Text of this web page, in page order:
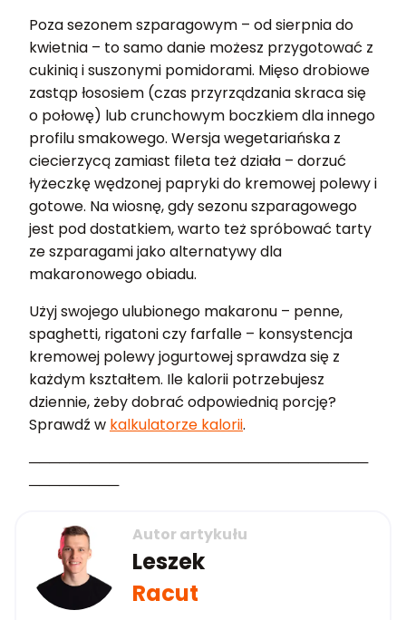
Poza sezonem szparagowym – od sierpnia do
kwietnia – to samo danie możesz przygotować z
cukinią i suszonymi pomidorami. Mięso drobiowe
zastąp łososiem (czas przyrządzania skraca się
o połowę) lub crunchowym boczkiem dla innego
profilu smakowego. Wersja wegetariańska z
ciecierzycą zamiast fileta też działa – dorzuć
łyżeczkę wędzonej papryki do kremowej polewy i
gotowe. Na wiosnę, gdy sezonu szparagowego
jest pod dostatkiem, warto też spróbować tarty
ze szparagami jako alternatywy dla
makaronowego obiadu.
Użyj swojego ulubionego makaronu – penne,
spaghetti, rigatoni czy farfalle – konsystencja
kremowej polewy jogurtowej sprawdza się z
każdym kształtem. Ile kalorii potrzebujesz
dziennie, żeby dobrać odpowiednią porcję?
Sprawdź w kalkulatorze kalorii.
──────────────────────────────────
─────────
Autor artykułu
Leszek
Racut